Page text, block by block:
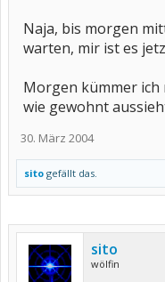
Naja, bis morgen
warten, mir ist es
Morgen kümmer ich
wie gewohnt
30. März 2004
sito gefällt das.
sito
wölfin